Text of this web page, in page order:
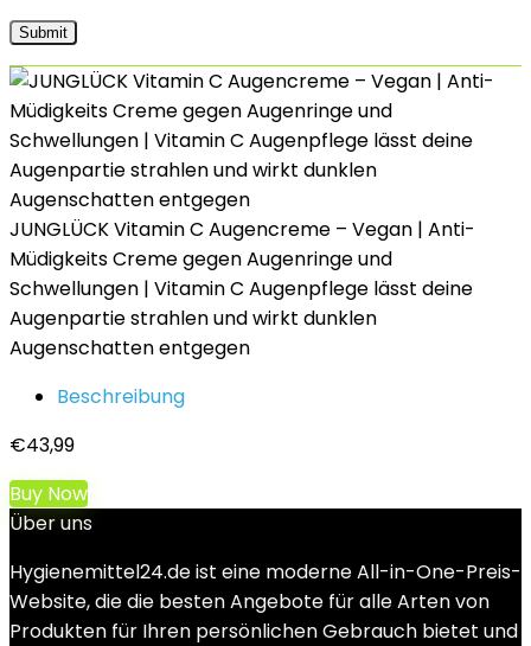
JUNGLÜCK Vitamin C Augencreme – Vegan | Anti-
Müdigkeits Creme gegen Augenringe und
Schwellungen | Vitamin C Augenpflege lässt deine
Augenpartie strahlen und wirkt dunklen
Augenschatten entgegen
Beschreibung
€43,99
Buy Now
Über uns
Hygienemittel24.de ist eine moderne All-in-One-Preis-
Website, die die besten Angebote für alle Arten von
Produkten für Ihren persönlichen Gebrauch bietet und